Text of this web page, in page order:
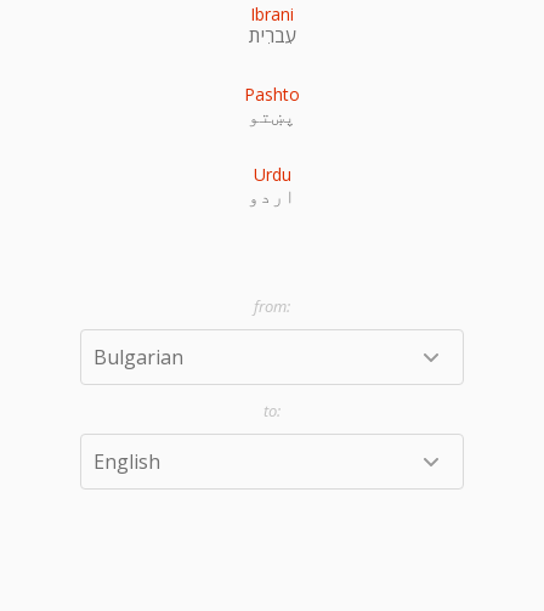
Ibrani
עִברִית
Pashto
پښتو
Urdu
اردو